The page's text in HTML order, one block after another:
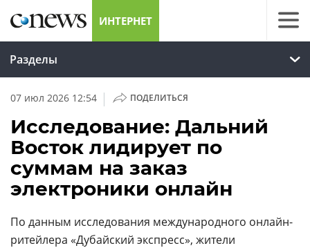
ИНТЕРНЕТ
Разделы
07 июл 2026 12:54 | ПОДЕЛИТЬСЯ
Исследование: Дальний
Восток лидирует по
суммам на заказ
электроники онлайн
По данным исследования международного онлайн-
ритейлера «Дубайский экспресс», жители